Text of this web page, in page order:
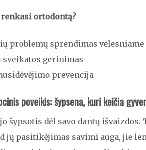
ortodontą?
problemų sprendimas vėlesniame
sveikatos gerinimas
prevencija
poveikis: šypsena, kuri keičia
šypsotis dėl savo dantų
jų pasitikėjimas savimi auga, jie